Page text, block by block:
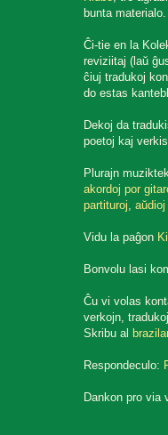
bunta materialo.
Ĉi-tie en la
reviziitaj (laŭ
ĉiuj tradukoj
do estas
Dekoj da
poetoj kaj
Plurajn
akordoj por
partituroj,aŭdioj
Vidu la paĝon
Bonvolu lasi
Ĉu vi volas
verkojn,
Skribu al
Respondeculo:
Dankon pro via